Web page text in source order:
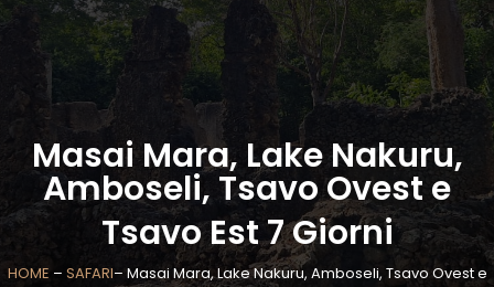
Masai Mara, Lake Nakuru,
Amboseli, Tsavo Ovest e
Tsavo Est 7 Giorni
HOME – SAFARI– Masai Mara, Lake Nakuru, Amboseli, Tsavo Ovest e